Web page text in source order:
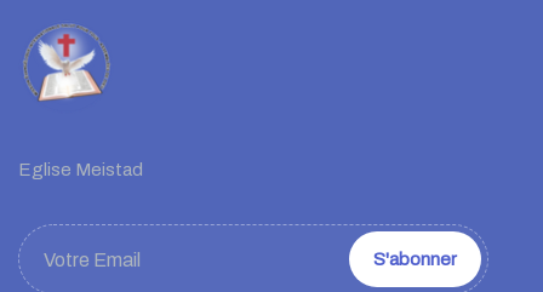
Eglise Meistad